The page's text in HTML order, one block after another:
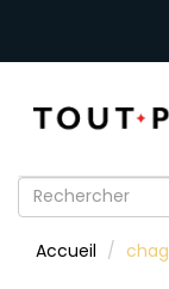
Formulaire
recherche
Accueil